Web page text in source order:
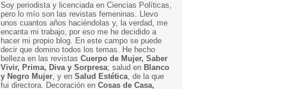
Soy periodista y licenciada en Ciencias Políticas,
pero lo mío son las revistas femeninas. Llevo
unos cuantos años haciéndolas y, la verdad, me
encanta mi trabajo, por eso me he decidido a
hacer mi propio blog. En este campo se puede
decir que domino todos los temas. He hecho
belleza en las revistas Cuerpo de Mujer, Saber
Vivir, Prima, Diva y Sorpresa; salud en Blanco
y Negro Mujer, y en Salud Estética, de la que
fui directora. Decoración en Cosas de Casa,